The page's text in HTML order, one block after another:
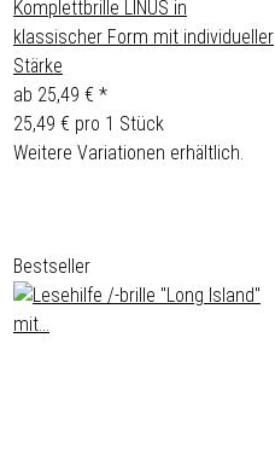
Komplettbrille LINUS in
klassischer Form mit individueller
Stärke
ab 25,49 € *
25,49 € pro 1 Stück
Weitere Variationen erhältlich.
Bestseller